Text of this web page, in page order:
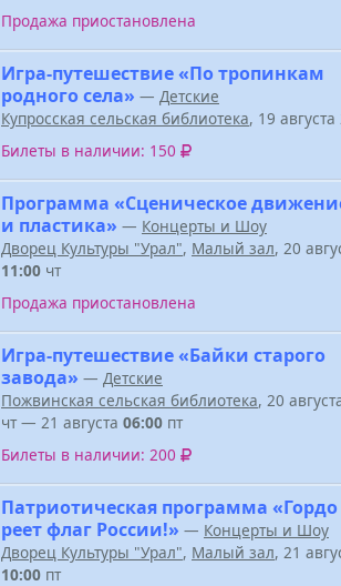
Продажа приостановлена
Игра-путешествие «По тропинкам
родного села» — Детские
Купросская сельская библиотека, 19
Билеты в наличии: 150
Программа «Сценическое
и пластика» — Концерты и Шоу
Дворец Культуры "Урал", Малый зал, 20
11:00 чт
Продажа приостановлена
Игра-путешествие «Байки старого
завода» — Детские
Пожвинская сельская библиотека, 20
чт — 21 августа 06:00 пт
Билеты в наличии: 200
Патриотическая программа «Гордо
реет флаг России!» — Концерты и Шоу
Дворец Культуры "Урал", Малый зал, 21
10:00 пт